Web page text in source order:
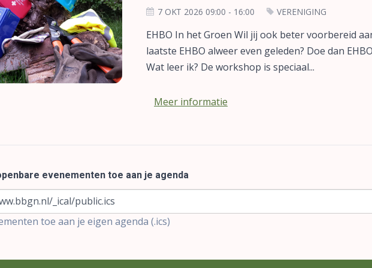
7 OKT 2026 09:00 - 16:00 VERENIGING
EHBO In het Groen Wil jij ook beter voorbereid
laatste EHBO alweer even geleden? Doe dan
Wat leer ik? De workshop is speciaal...
Meer informatie
evenementen toe aan je agenda
_ical/public.ics
toe aan je eigen agenda (.ics)